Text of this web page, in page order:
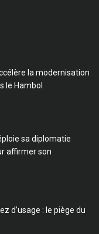
la modernisation
le Hambol
sa diplomatie
affirmer son
d’usage : le piège du